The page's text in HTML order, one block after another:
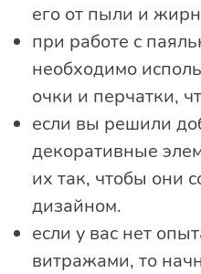
его от пыли и
при работе с
необходимо
очки и перчатки,
если вы решили
декоративные
их так, чтобы они
дизайном.
если у вас нет
витражами, то